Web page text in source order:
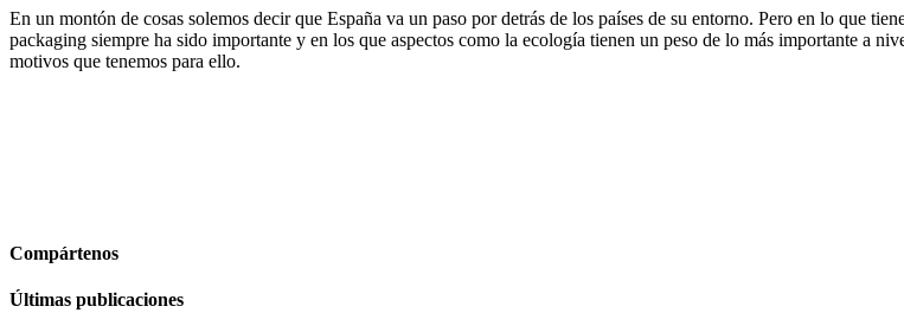
En un montón de cosas solemos decir que España va un paso por detrás de los países de su entorno. Pero en lo que
packaging siempre ha sido importante y en los que aspectos como la ecología tienen un peso de lo más importante a
motivos que tenemos para ello.
Compártenos
Últimas publicaciones